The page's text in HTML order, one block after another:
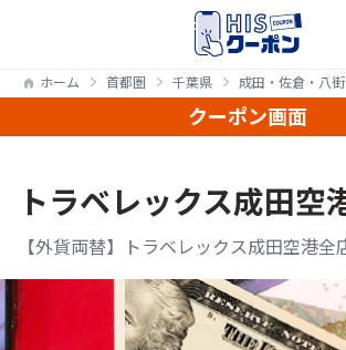
ホーム 首都圏 千葉県 成田・佐倉・八街
クーポン画面
トラベレックス成田空
【外貨両替】トラベレックス成田空港全